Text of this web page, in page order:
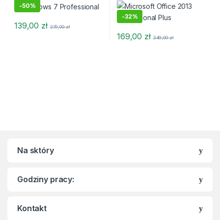
-50%
139,00 zł 279,00zł
-32%
169,00 zł 249,00zł
Na sktóry
Godziny pracy:
Kontakt